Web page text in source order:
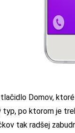
Domov,
po ktorom je
tak radšej